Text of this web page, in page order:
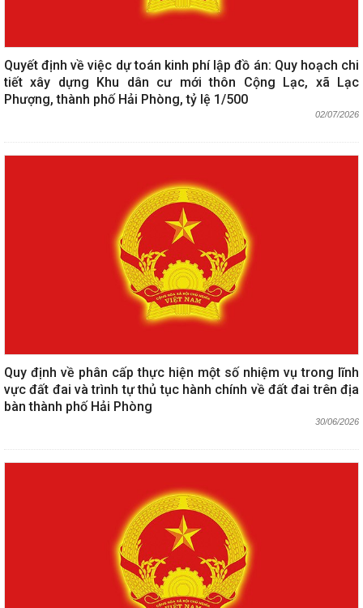
Quyết định về việc dự toán kinh phí lập đồ án: Quy hoạch chi
tiết xây dựng Khu dân cư mới thôn Cộng Lạc, xã Lạc
Phượng, thành phố Hải Phòng, tỷ lệ 1/500
02/07/2026
Quy định về phân cấp thực hiện một số nhiệm vụ trong lĩnh
vực đất đai và trình tự thủ tục hành chính về đất đai trên địa
bàn thành phố Hải Phòng
30/06/2026